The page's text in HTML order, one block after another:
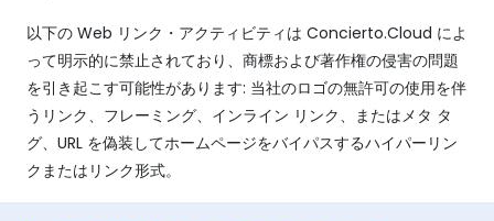
以下の Web リンク・アクティビティは Concierto.Cloud によ
って明示的に禁止されており、商標および著作権の侵害の問題
を引き起こす可能性があります: 当社のロゴの無許可の使用を伴
うリンク、フレーミング、インライン リンク、またはメタ タ
グ、URL を偽装してホームページをバイパスするハイパーリン
クまたはリンク形式。